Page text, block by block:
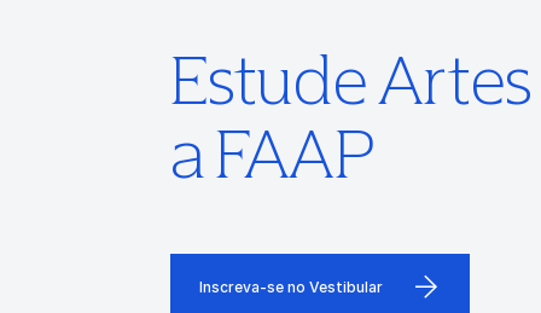
Estude
a FAAP
Inscreva-se no Vestibular